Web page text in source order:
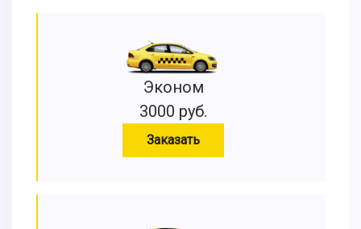
Эконом
3000 руб.
Заказать